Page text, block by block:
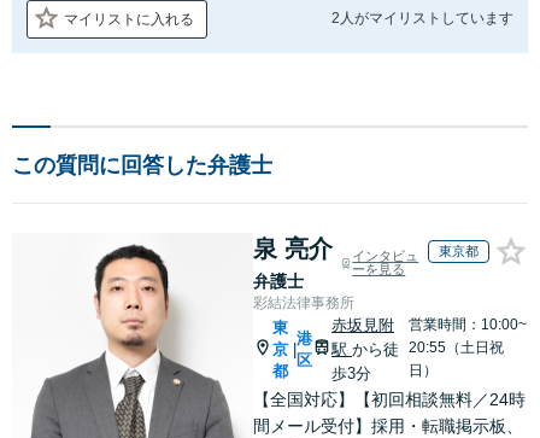
マイリストに入れる 2人がマイリストしています
この質問に回答した弁護士
泉 亮介
弁護士
インタビュ
ーを見る
東京都
彩結法律事務所
東
京
都
港
区
赤坂見附
駅 から徒
歩3分
営業時間：10:00~
20:55（土日祝
日）
【全国対応】【初回相談無料／24時
間メール受付】採用・転職掲示板、